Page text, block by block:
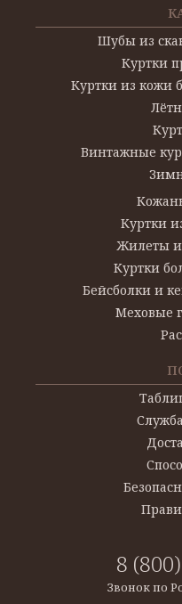
Шубы из
Куртки
Куртки из кожи
Винтажные
Куртки
Жилеты
Куртки
Бейсболки и
Меховые
8
Звонок по